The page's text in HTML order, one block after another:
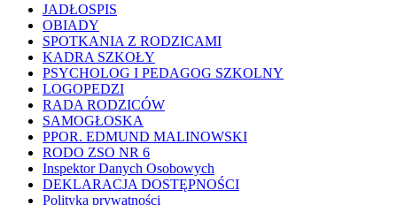
JADŁOSPIS
OBIADY
SPOTKANIA Z RODZICAMI
KADRA SZKOŁY
PSYCHOLOG I PEDAGOG SZKOLNY
LOGOPEDZI
RADA RODZICÓW
SAMOGŁOSKA
PPOR. EDMUND MALINOWSKI
RODO ZSO NR 6
Inspektor Danych Osobowych
DEKLARACJA DOSTĘPNOŚCI
Polityka prywatności